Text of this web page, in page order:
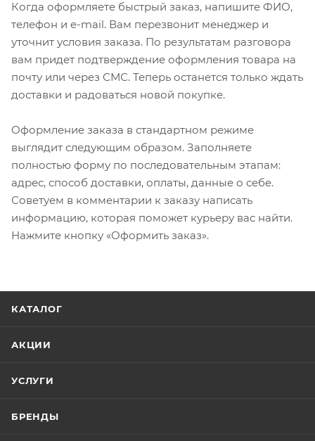
Когда оформляете быстрый заказ, напишите ФИО,
телефон и e-mail. Вам перезвонит менеджер и
уточнит условия заказа. По результатам разговора
вам придет подтверждение оформления товара на
почту или через СМС. Теперь останется только ждать
доставки и радоваться новой покупке.
Оформление заказа в стандартном режиме
выглядит следующим образом. Заполняете
полностью форму по последовательным этапам:
адрес, способ доставки, оплаты, данные о себе.
Советуем в комментарии к заказу написать
информацию, которая поможет курьеру вас найти.
Нажмите кнопку «Оформить заказ».
КАТАЛОГ
АКЦИИ
УСЛУГИ
БРЕНДЫ